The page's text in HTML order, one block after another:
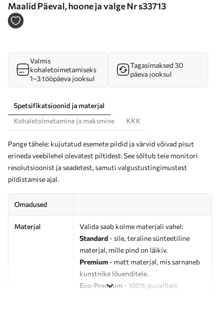
Maalid Päeval, hoone ja valge Nr s33713
Valmis
kohaletoimetamiseks
1–3 tööpäeva jooksul
Tagasimaksed 30
päeva jooksul
Spetsifikatsioonid ja materjal
Kohaletoimetamine ja maksmine
KKK
Pange tähele: kujutatud esemete pildid ja värvid võivad pisut
erineda veebilehel olevatest piltidest. See sõltub teie monitori
resolutsioonist ja seadetest, samuti valgustustingimustest
pildistamise ajal.
Omadused
Materjal
Valida saab kolme materjali vahel:
Standard - sile, teraline sünteetiline
materjal, mille pind on läikiv.
Premium - matt materjal, mis sarnaneb
kunstnike lõuenditele.
Eco-Premium - 100% puuvillast